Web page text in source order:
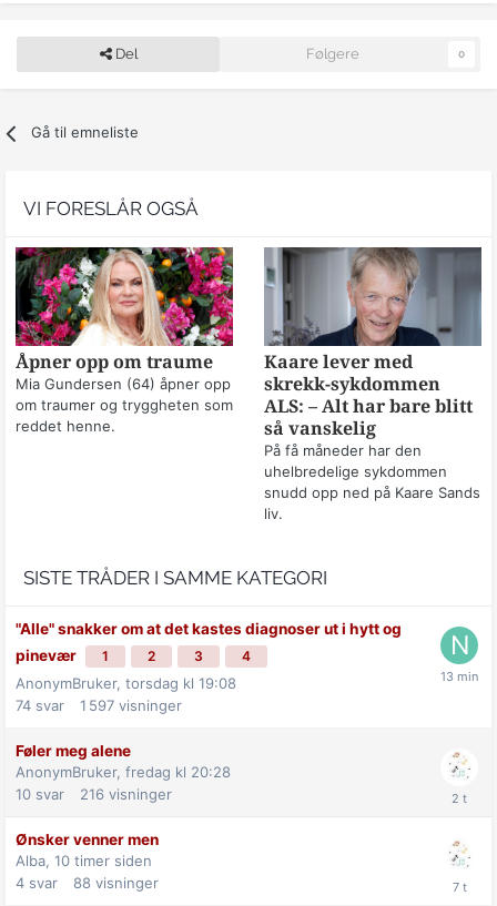
Del Følgere 0
Gå til emneliste
VI FORESLÅR OGSÅ
Åpner opp om traume
Mia Gundersen (64) åpner opp
om traumer og tryggheten som
reddet henne.
Kaare lever med
skrekk-sykdommen
ALS: – Alt har bare blitt
så vanskelig
På få måneder har den
uhelbredelige sykdommen
snudd opp ned på Kaare Sands
liv.
SISTE TRÅDER I SAMME KATEGORI
"Alle" snakker om at det kastes diagnoser ut i hytt og
pinevær
1 2 3 4
AnonymBruker, torsdag kl 19:08
74 svar 1 597 visninger
Føler meg alene
AnonymBruker, fredag kl 20:28
10 svar 216 visninger
Ønsker venner men
Alba, 10 timer siden
4 svar 88 visninger